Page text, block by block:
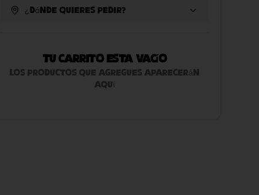
¿Dónde quieres pedir?
Tu carrito esta vacío
Los productos que agregues aparecerán
aquí